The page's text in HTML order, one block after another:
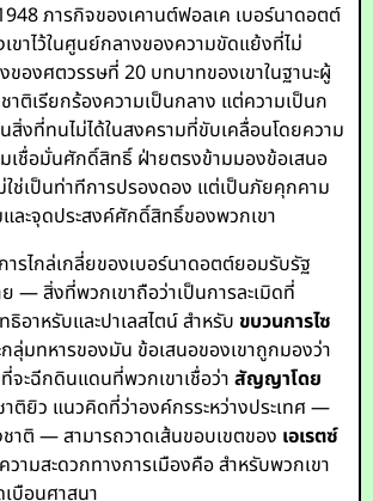
ภารกิจของเคานต์ฟอลเค เบอร์นาดอตต์
เขาไว้ในศูนย์กลางของความขัดแย้งที่ไม่
องศตวรรษที่ 20 บทบาทของเขาในฐานะผู้
าติเรียกร้องความเป็นกลาง แต่ความเป็นก
สิ่งที่ทนไม่ได้ในสงครามที่ขับเคลื่อนโดยความ
เชื่อมั่นศักดิ์สิทธิ์ ฝ่ายตรงข้ามมองข้อเสนอ
ใช่เป็นท่าทีการปรองดอง แต่เป็นภัยคุกคาม
ละจุดประสงค์ศักดิ์สิทธิ์ของพวกเขา
การไกล่เกลี่ยของเบอร์นาดอตต์ยอมรับรัฐ
— สิ่งที่พวกเขาถือว่าเป็นการละเมิดที่
ธิอาหรับและปาเลสไตน์ สำหรับขบวนการไซ
กลุ่มทหารของมัน ข้อเสนอของเขาถูกมองว่า
จะฉีกดินแดนที่พวกเขาเชื่อว่าสัญญาโดย
าติยิว แนวคิดที่ว่าองค์กรระหว่างประเทศ —
าติ — สามารถวาดเส้นขอบเขตของ เอเรตซ์
วามสะดวกทางการเมืองคือ สำหรับพวกเขา
บือนศาสนา